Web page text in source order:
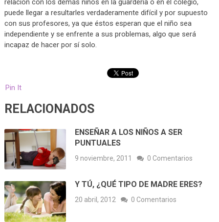
relación con los demás niños en la guardería o en el colegio,
puede llegar a resultarles verdaderamente difícil y por supuesto
con sus profesores, ya que éstos esperan que el niño sea
independiente y se enfrente a sus problemas, algo que será
incapaz de hacer por sí solo.
Pin It
RELACIONADOS
ENSEÑAR A LOS NIÑOS A SER
PUNTUALES
9 noviembre, 2011 0 Comentarios
Y TÚ, ¿QUÉ TIPO DE MADRE ERES?
20 abril, 2012 0 Comentarios